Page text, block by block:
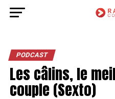
PODCAST
Les câlins, le
couple (Sexto)